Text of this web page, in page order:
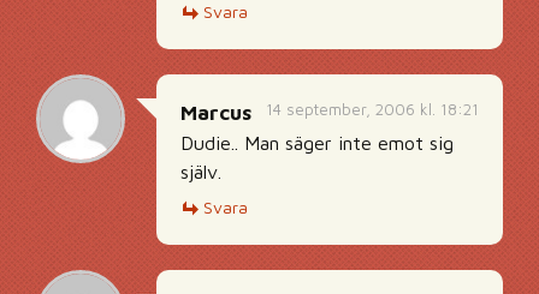
Svara
14 september, 2006 kl. 18:21
Marcus
Dudie.. Man säger inte emot sig
själv.
Svara